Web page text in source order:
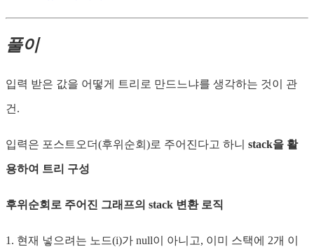
풀이
입력 받은 값을 어떻게 트리로 만드느냐를 생각하는 것이 관
건.
입력은 포스트오더(후위순회)로 주어진다고 하니 stack을 활
용하여 트리 구성
후위순회로 주어진 그래프의 stack 변환 로직
1. 현재 넣으려는 노드(i)가 null이 아니고, 이미 스택에 2개 이